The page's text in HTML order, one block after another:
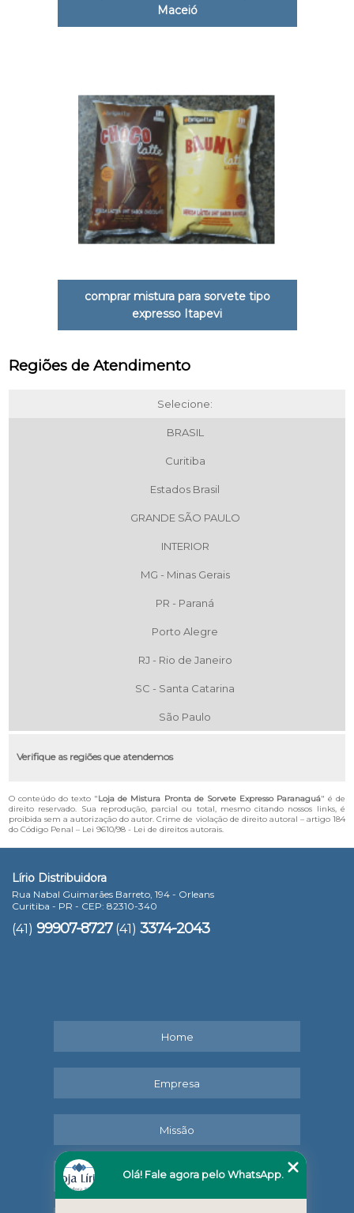
Maceió
comprar mistura para sorvete tipo
expresso Itapevi
Regiões de Atendimento
Selecione:
BRASIL
Curitiba
Estados Brasil
GRANDE SÃO PAULO
INTERIOR
MG - Minas Gerais
PR - Paraná
Porto Alegre
RJ - Rio de Janeiro
SC - Santa Catarina
São Paulo
Verifique as regiões que atendemos
O conteúdo do texto "Loja de Mistura Pronta de Sorvete Expresso Paranaguá" é de
direito reservado. Sua reprodução, parcial ou total, mesmo citando nossos links, é
proibida sem a autorização do autor. Crime de violação de direito autoral – artigo 184
do Código Penal – Lei 9610/98 - Lei de direitos autorais.
Lírio Distribuidora
Rua Nabal Guimarães Barreto, 194 - Orleans
Curitiba - PR - CEP: 82310-340
(41) 99907-8727 (41) 3374-2043
Home
Empresa
Missão
Serviços
Olá! Fale agora pelo WhatsApp.